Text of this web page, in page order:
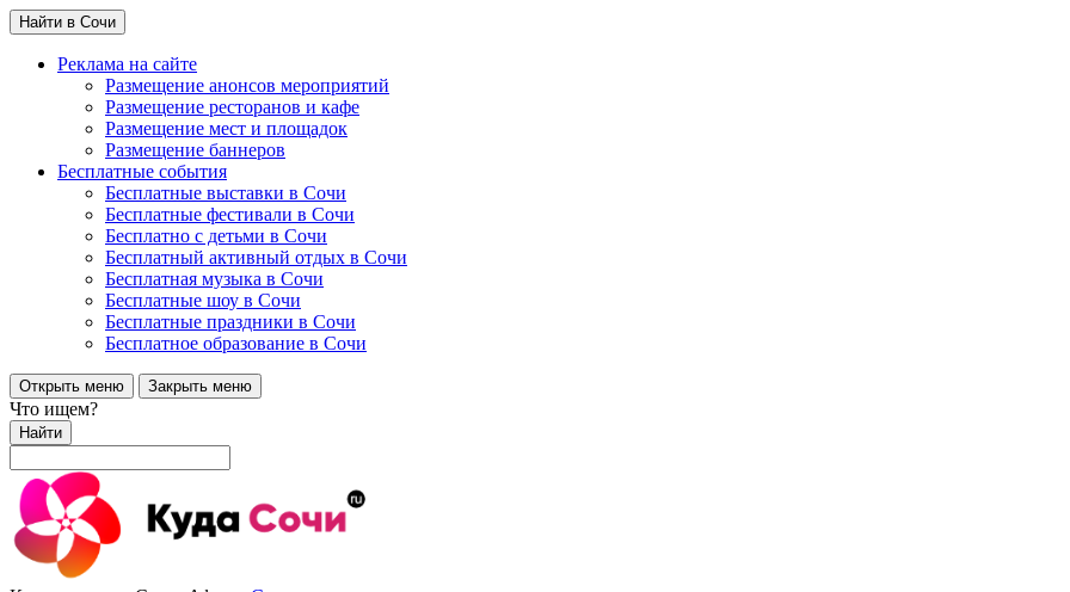
Найти в Сочи
Реклама на сайте
Размещение анонсов мероприятий
Размещение ресторанов и кафе
Размещение мест и площадок
Размещение баннеров
Бесплатные события
Бесплатные выставки в Сочи
Бесплатные фестивали в Сочи
Бесплатно с детьми в Сочи
Бесплатный активный отдых в Сочи
Бесплатная музыка в Сочи
Бесплатные шоу в Сочи
Бесплатные праздники в Сочи
Бесплатное образование в Сочи
Открыть меню Закрыть меню
Что ищем?
Найти